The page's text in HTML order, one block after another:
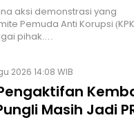
aksi demonstrasi yang
Pemuda Anti Korupsi
pihak.…
2026 14:08 WIB
Masih Jadi